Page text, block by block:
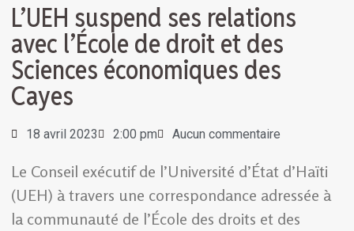
L’UEH suspend ses relations
avec l’École de droit et des
Sciences économiques des
Cayes
18 avril 2023 2:00 pm Aucun commentaire
Le Conseil exécutif de l’Université d’État d’Haïti
(UEH) à travers une correspondance adressée à
la communauté de l’École des droits et des